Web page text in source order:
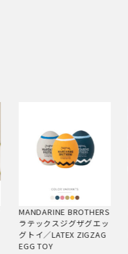
BITE ME エッグトースト
ラテックスおもちゃ／
EGG TOAST LATEX TOY
875